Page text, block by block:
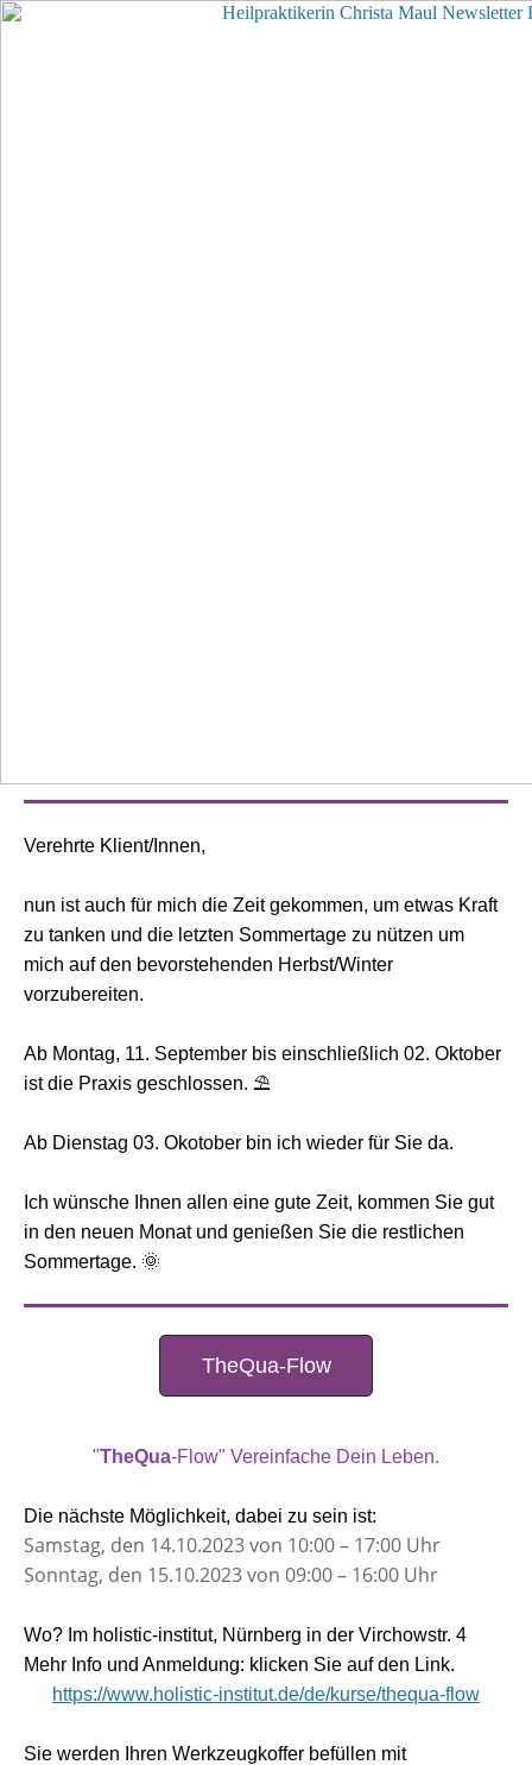
Verehrte Klient/Innen,
nun ist auch für mich die Zeit gekommen, um etwas Kraft
zu tanken und die letzten Sommertage zu nützen um
mich auf den bevorstehenden Herbst/Winter
vorzubereiten.
Ab Montag, 11. September bis einschließlich 02. Oktober
ist die Praxis geschlossen. ​​⛱️​​
Ab Dienstag 03. Okotober bin ich wieder für Sie da.
Ich wünsche Ihnen allen eine gute Zeit, kommen Sie gut
in den neuen Monat und genießen Sie die restlichen
Sommertage. ​🌞​
TheQua-Flow
"TheQua-Flow" Vereinfache Dein Leben.
Die nächste Möglichkeit, dabei zu sein ist:
Samstag, den 14.10.2023 von 10:00 – 17:00 Uhr
Sonntag, den 15.10.2023 von 09:00 – 16:00 Uhr
Wo? Im holistic-institut, Nürnberg in der Virchowstr. 4
Mehr Info und Anmeldung: klicken Sie auf den Link.
https://www.holistic-institut.de/de/kurse/thequa-flow
Sie werden Ihren Werkzeugkoffer befüllen mit